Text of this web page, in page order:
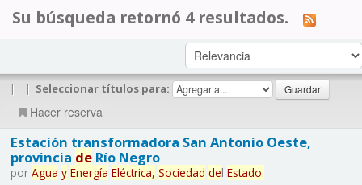
Su búsqueda retornó 4 resultados.
| | Seleccionar títulos para:
Hacer reserva
Estación transformadora San Antonio Oeste,
provincia deRío Negro
por Agua y Energía Eléctrica, Sociedad del Estado.